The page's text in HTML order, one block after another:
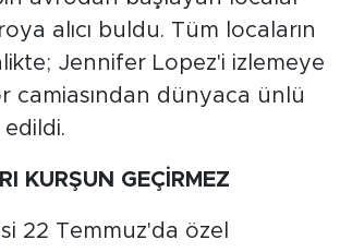
alıcı buldu. Tüm locaların
Jennifer Lopez'i izlemeye
camiasından dünyaca ünlü
KURŞUN GEÇİRMEZ
22 Temmuz'da özel